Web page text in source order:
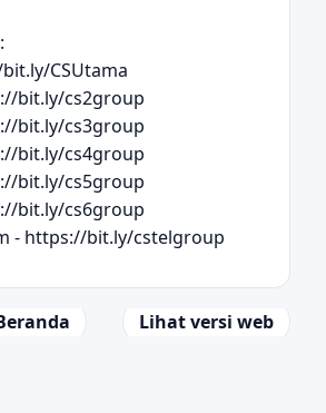
CSUtama
bit.ly/cs2group
bit.ly/cs3group
bit.ly/cs4group
bit.ly/cs5group
bit.ly/cs6group
- https://bit.ly/cstelgroup
Lihat versi web